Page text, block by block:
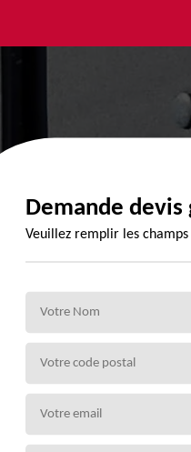
Demande
Veuillez remplir les